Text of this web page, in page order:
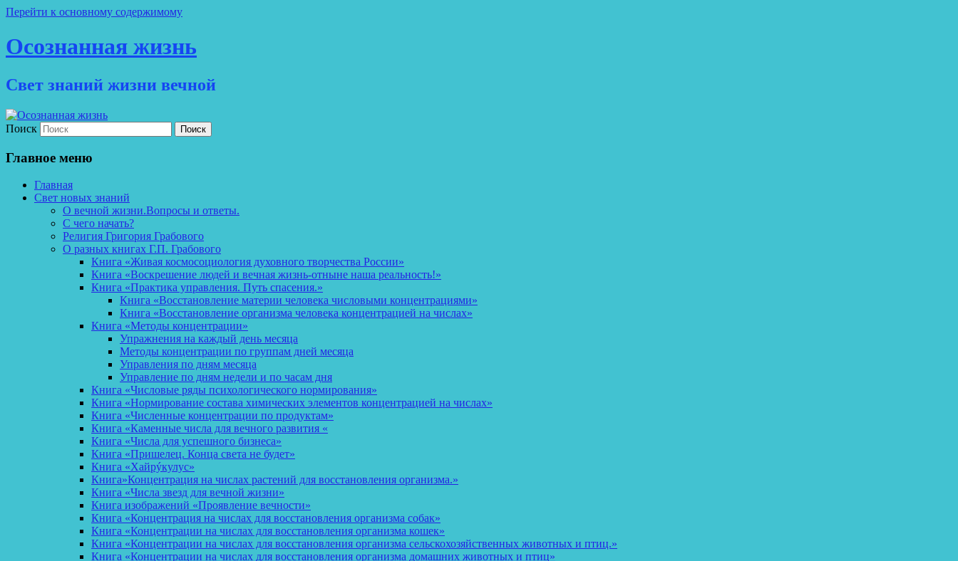
Перейти к основному содержимому
Осознанная жизнь
Свет знаний жизни вечной
Поиск
Главное меню
Главная
Свет новых знаний
О вечной жизни.Вопросы и ответы.
С чего начать?
Религия Григория Грабового
О разных книгах Г.П. Грабового
Книга «Живая космосоциология духовного творчества России»
Книга «Воскрешение людей и вечная жизнь-отныне наша реальность!»
Книга «Практика управления. Путь спасения.»
Книга «Восстановление материи человека числовыми концентрациями»
Книга «Восстановление организма человека концентрацией на числах»
Книга «Методы концентрации»
Упражнения на каждый день месяца
Методы концентрации по группам дней месяца
Управления по дням месяца
Управление по дням недели и по часам дня
Книга «Числовые ряды психологического нормирования»
Книга «Нормирование состава химических элементов концентрацией на числах»
Книга «Численные концентрации по продуктам»
Книга «Каменные числа для вечного развития «
Книга «Числа для успешного бизнеса»
Книга «Пришелец. Конца света не будет»
Книга «Хайрýкулус»
Книга»Концентрация на числах растений для восстановления организма.»
Книга «Числа звезд для вечной жизни»
Книга изображений «Проявление вечности»
Книга «Концентрация на числах для восстановления организма собак»
Книга «Концентрации на числах для восстановления организма кошек»
Книга «Концентрации на числах для восстановления организма сельскохозяйственных животных и птиц.»
Книга «Концентрации на числах для восстановления организма домашних животных и птиц»